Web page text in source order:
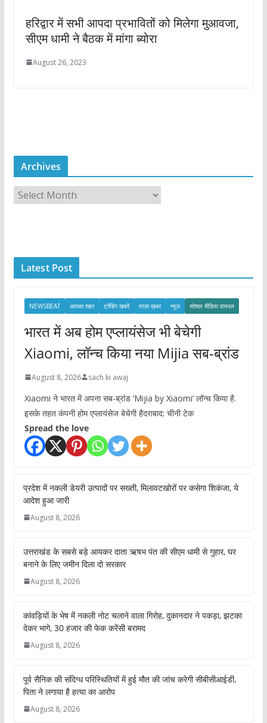
हरिद्वार में सभी आपदा प्रभावितों को मिलेगा मुआवजा,
सीएम धामी ने बैठक में मांगा ब्योरा
August 26, 2023
Archives
r
e
Latest Post
NEWSBEAT आपका शहर ट्रेंडिंग खबरें ताज़ा ख़बर न्यूज़ सोशल मीडिया वायरल
भारत में अब होम एप्लायंसेज भी बेचेगी
Xiaomi, लॉन्च किया नया Mijia सब-ब्रांड
August 8, 2026 sach ki awaj
Xiaomi ने भारत में अपना सब-ब्रांड ‘Mijia by Xiaomi’ लॉन्च किया है.
इसके तहत कंपनी होम एप्लायंसेज बेचेगी हैदराबाद: चीनी टेक
Spread the love
प्रदेश में नकली डेयरी उत्पादों पर सख्ती, मिलावटखोरों पर कसेगा शिकंजा, ये
आदेश हुआ जारी
August 8, 2026
उत्तराखंड के सबसे बड़े आयकर दाता ऋषभ पंत की सीएम धामी से गुहार, घर
बनाने के लिए जमीन दिला दो सरकार
August 8, 2026
कांवड़ियों के भेष में नकली नोट चलाने वाला गिरोह, दुकानदार ने पकड़ा, झटका
देकर भागे, 30 हजार की फेक करेंसी बरामद
August 8, 2026
पूर्व सैनिक की संदिग्ध परिस्थितियों में हुई मौत की जांच करेगी सीबीसीआईडी,
पिता ने लगाया है हत्या का आरोप
August 8, 2026